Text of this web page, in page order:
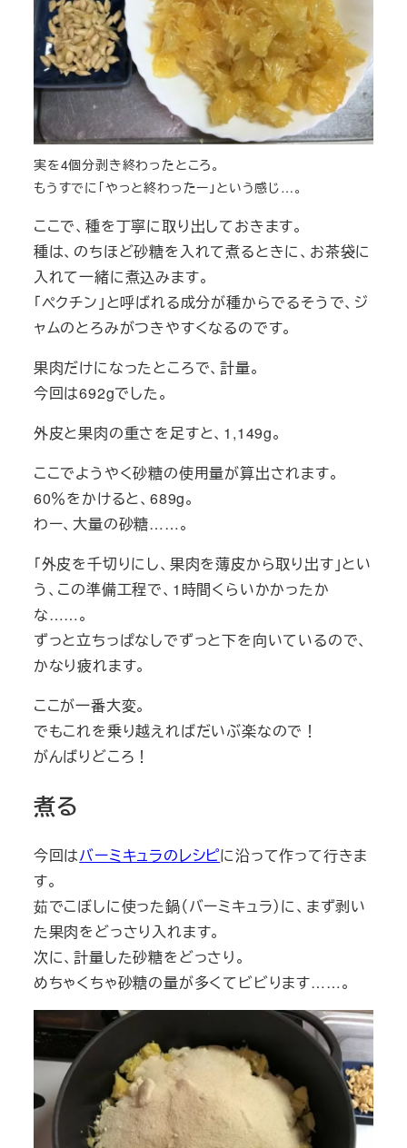
実を4個分剥き終わったところ。
もうすでに「やっと終わったー」という感じ…。
ここで、種を丁寧に取り出しておきます。
種は、のちほど砂糖を入れて煮るときに、お茶袋に
入れて一緒に煮込みます。
「ペクチン」と呼ばれる成分が種からでるそうで、ジ
ャムのとろみがつきやすくなるのです。
果肉だけになったところで、計量。
今回は692gでした。
外皮と果肉の重さを足すと、1,149g。
ここでようやく砂糖の使用量が算出されます。
60％をかけると、689g。
わー、大量の砂糖……。
「外皮を千切りにし、果肉を薄皮から取り出す」とい
う、この準備工程で、1時間くらいかかったか
な……。
ずっと立ちっぱなしでずっと下を向いているので、
かなり疲れます。
ここが一番大変。
でもこれを乗り越えればだいぶ楽なので！
がんばりどころ！
煮る
今回はバーミキュラのレシピに沿って作って行きま
す。
茹でこぼしに使った鍋（バーミキュラ）に、まず剥い
た果肉をどっさり入れます。
次に、計量した砂糖をどっさり。
めちゃくちゃ砂糖の量が多くてビビります……。